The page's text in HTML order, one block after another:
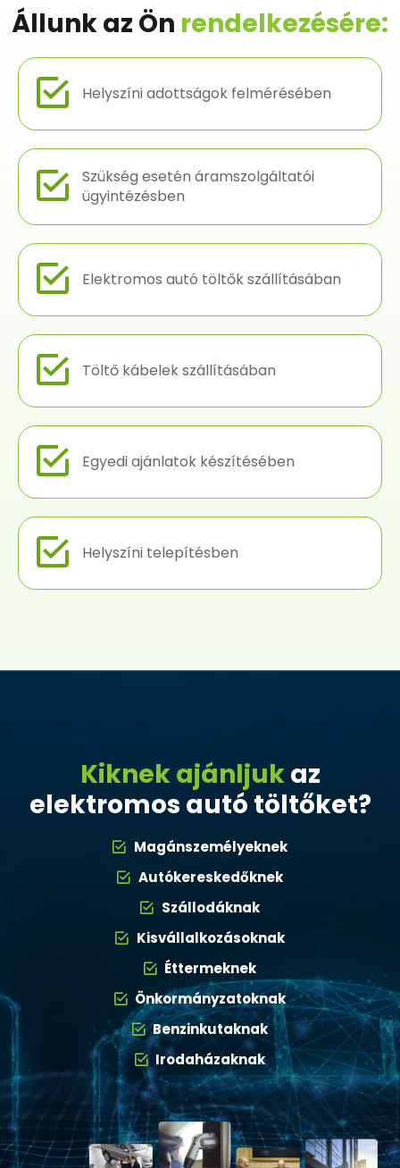
Állunk az Ön rendelkezésére:
Helyszíni adottságok felmérésében
Szükség esetén áramszolgáltatói
ügyintézésben
Elektromos autó töltők szállításában
Töltő kábelek szállításában
Egyedi ajánlatok készítésében
Helyszíni telepítésben
Kiknek ajánljukaz
elektromos autó töltőket?
Magánszemélyeknek
Autókereskedőknek
Szállodáknak
Kisvállalkozásoknak
Éttermeknek
Önkormányzatoknak
Benzinkutaknak
Irodaházaknak